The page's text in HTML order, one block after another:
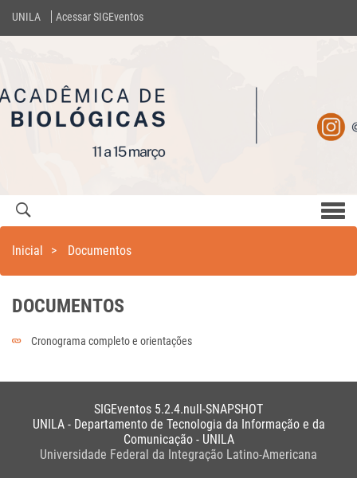
UNILA Acessar SIGEventos
Inicial > Documentos
DOCUMENTOS
Cronograma completo e orientações
SIGEventos 5.2.4.null-SNAPSHOT
UNILA - Departamento de Tecnologia da Informação e da
Comunicação - UNILA
Universidade Federal da Integração Latino-Americana